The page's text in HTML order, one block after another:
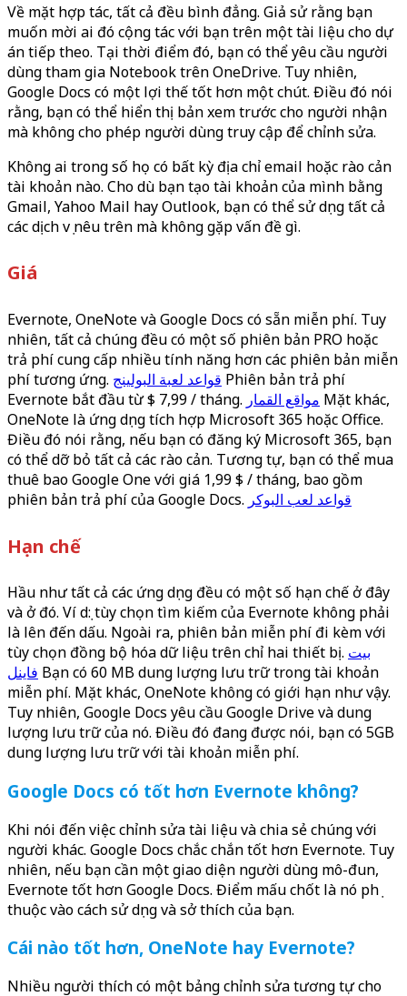
Về mặt hợp tác, tất cả đều bình đẳng. Giả sử rằng bạn
muốn mời ai đó cộng tác với bạn trên một tài liệu cho dự
án tiếp theo. Tại thời điểm đó, bạn có thể yêu cầu người
dùng tham gia Notebook trên OneDrive. Tuy nhiên,
Google Docs có một lợi thế tốt hơn một chút. Điều đó nói
rằng, bạn có thể hiển thị bản xem trước cho người nhận
mà không cho phép người dùng truy cập để chỉnh sửa.
Không ai trong số họ có bất kỳ địa chỉ email hoặc rào cản
tài khoản nào. Cho dù bạn tạo tài khoản của mình bằng
Gmail, Yahoo Mail hay Outlook, bạn có thể sử dụng tất cả
các dịch vụ nêu trên mà không gặp vấn đề gì.
Giá
Evernote, OneNote và Google Docs có sẵn miễn phí. Tuy
nhiên, tất cả chúng đều có một số phiên bản PRO hoặc
trả phí cung cấp nhiều tính năng hơn các phiên bản miễn
phí tương ứng. قواعد لعبة البولينج Phiên bản trả phí
Evernote bắt đầu từ $ 7,99 / tháng. مواقع القمار Mặt khác,
OneNote là ứng dụng tích hợp Microsoft 365 hoặc Office.
Điều đó nói rằng, nếu bạn có đăng ký Microsoft 365, bạn
có thể dỡ bỏ tất cả các rào cản. Tương tự, bạn có thể mua
thuê bao Google One với giá 1,99 $ / tháng, bao gồm
phiên bản trả phí của Google Docs. قواعد لعب البوكر
Hạn chế
Hầu như tất cả các ứng dụng đều có một số hạn chế ở đây
và ở đó. Ví dụ: tùy chọn tìm kiếm của Evernote không phải
là lên đến dấu. Ngoài ra, phiên bản miễn phí đi kèm với
tùy chọn đồng bộ hóa dữ liệu trên chỉ hai thiết bị. بيت
فاينل Bạn có 60 MB dung lượng lưu trữ trong tài khoản
miễn phí. Mặt khác, OneNote không có giới hạn như vậy.
Tuy nhiên, Google Docs yêu cầu Google Drive và dung
lượng lưu trữ của nó. Điều đó đang được nói, bạn có 5GB
dung lượng lưu trữ với tài khoản miễn phí.
Google Docs có tốt hơn Evernote không?
Khi nói đến việc chỉnh sửa tài liệu và chia sẻ chúng với
người khác. Google Docs chắc chắn tốt hơn Evernote. Tuy
nhiên, nếu bạn cần một giao diện người dùng mô-đun,
Evernote tốt hơn Google Docs. Điểm mấu chốt là nó phụ
thuộc vào cách sử dụng và sở thích của bạn.
Cái nào tốt hơn, OneNote hay Evernote?
Nhiều người thích có một bảng chỉnh sửa tương tự cho